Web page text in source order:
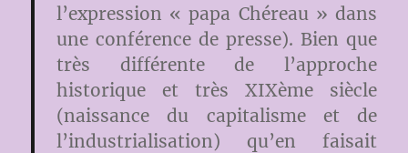
l’expression « papa Chéreau » dans
une conférence de presse). Bien que
très différente de l’approche
historique et très XIXème siècle
(naissance du capitalisme et de
l’industrialisation) qu’en faisait